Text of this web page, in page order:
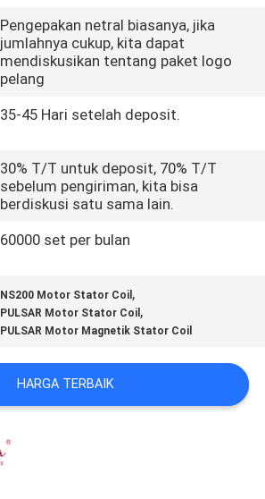
Pengepakan netral biasanya, jika
jumlahnya cukup, kita dapat
mendiskusikan tentang paket logo
pelang
35-45 Hari setelah deposit.
30% T/T untuk deposit, 70% T/T
sebelum pengiriman, kita bisa
berdiskusi satu sama lain.
60000 set per bulan
NS200 Motor Stator Coil ,
PULSAR Motor Stator Coil ,
PULSAR Motor Magnetik Stator Coil
HARGA TERBAIK